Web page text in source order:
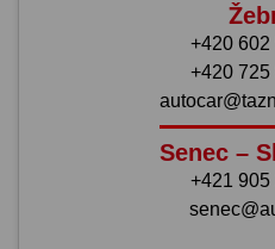
+420 602
+420 725
Senec –
+421 905